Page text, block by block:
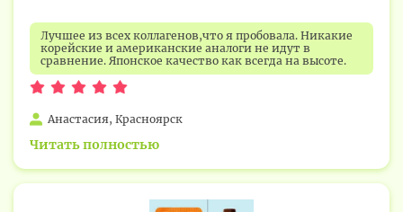
Лучшее из всех коллагенов,что я пробовала. Никакие
корейские и американские аналоги не идут в
сравнение. Японское качество как всегда на высоте.
Анастасия, Красноярск
Читать полностью